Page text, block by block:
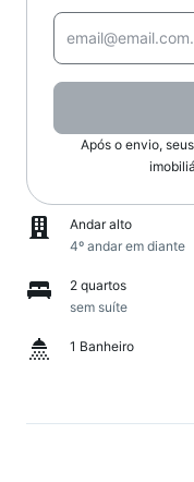
Após o envio,
Andar alto
4º andar em diante
2 quartos
sem suíte
1 Banheiro